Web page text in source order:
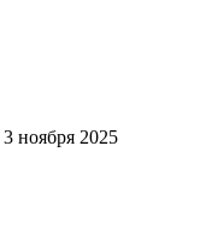
3 ноября 2025